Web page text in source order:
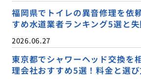
福岡県でトイレの異音修理を依
すめ水道業者ランキング5選と
2026.06.27
東京都でシャワーヘッド交換を
理会社おすすめ5選！料金と選